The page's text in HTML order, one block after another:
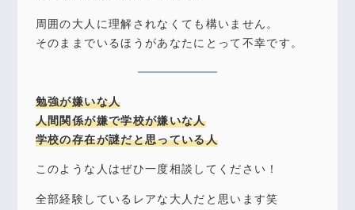
周囲の大人に理解されなくても構いません。
そのままでいるほうがあなたにとって不幸です。
勉強が嫌いな人
人間関係が嫌で学校が嫌いな人
学校の存在が謎だと思っている人
このような人はぜひ一度相談してください！
全部経験しているレアな大人だと思います笑